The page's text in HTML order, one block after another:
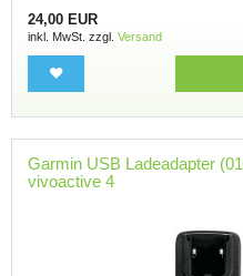
24,00 EUR
inkl. MwSt. zzgl. Versand
Garmin USB Ladeadapter
vivoactive 4